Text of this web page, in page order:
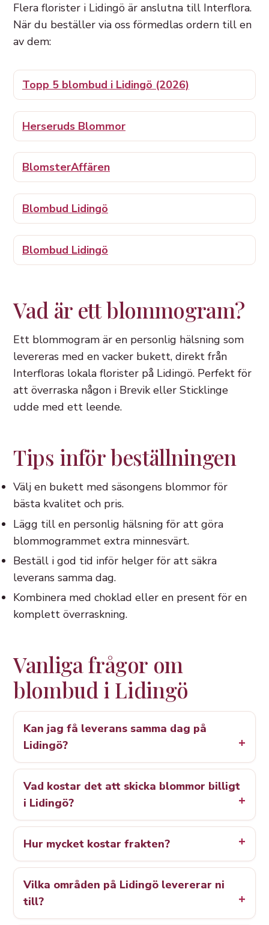
Flera florister i Lidingö är anslutna till Interflora.
När du beställer via oss förmedlas ordern till en
av dem:
Topp 5 blombud i Lidingö (2026)
Herseruds Blommor
BlomsterAffären
Blombud Lidingö
Blombud Lidingö
Vad är ett blommogram?
Ett blommogram är en personlig hälsning som
levereras med en vacker bukett, direkt från
Interfloras lokala florister på Lidingö. Perfekt för
att överraska någon i Brevik eller Sticklinge
udde med ett leende.
Tips inför beställningen
Välj en bukett med säsongens blommor för
bästa kvalitet och pris.
Lägg till en personlig hälsning för att göra
blommogrammet extra minnesvärt.
Beställ i god tid inför helger för att säkra
leverans samma dag.
Kombinera med choklad eller en present för en
komplett överraskning.
Vanliga frågor om
blombud i Lidingö
Kan jag få leverans samma dag på
Lidingö?
Vad kostar det att skicka blommor billigt
i Lidingö?
Hur mycket kostar frakten?
Vilka områden på Lidingö levererar ni
till?